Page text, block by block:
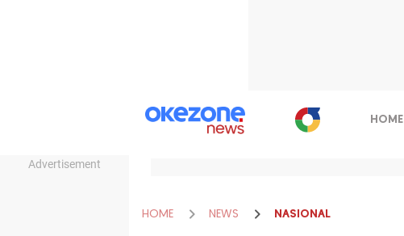
Advertisement
HOME
HOME NEWS NASIONAL